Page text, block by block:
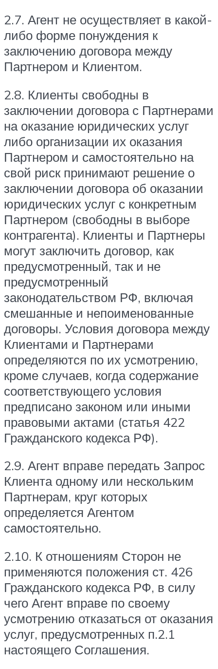
2.7. Агент не осуществляет в какой-
либо форме понуждения к
заключению договора между
Партнером и Клиентом.
2.8. Клиенты свободны в
заключении договора с Партнерами
на оказание юридических услуг
либо организации их оказания
Партнером и самостоятельно на
свой риск принимают решение о
заключении договора об оказании
юридических услуг с конкретным
Партнером (свободны в выборе
контрагента). Клиенты и Партнеры
могут заключить договор, как
предусмотренный, так и не
предусмотренный
законодательством РФ, включая
смешанные и непоименованные
договоры. Условия договора между
Клиентами и Партнерами
определяются по их усмотрению,
кроме случаев, когда содержание
соответствующего условия
предписано законом или иными
правовыми актами (статья 422
Гражданского кодекса РФ).
2.9. Агент вправе передать Запрос
Клиента одному или нескольким
Партнерам, круг которых
определяется Агентом
самостоятельно.
2.10. К отношениям Сторон не
применяются положения ст. 426
Гражданского кодекса РФ, в силу
чего Агент вправе по своему
усмотрению отказаться от оказания
услуг, предусмотренных п.2.1
настоящего Соглашения.